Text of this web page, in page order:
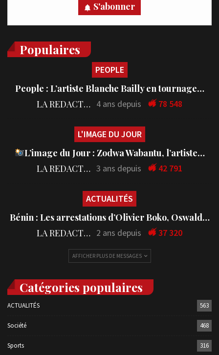
S'abonner
Populaires
PEOPLE
People : L’artiste Blanche Bailly en tournage…
LA REDACTION 4 ans depuis 78 548
L'IMAGE DU JOUR
L’image du Jour : Zodwa Wabantu, l’artiste…
LA REDACTION 3 ans depuis 42 791
ACTUALITÉS
Bénin : Les arrestations d’Olivier Boko, Oswald…
LA REDACTION 2 ans depuis 37 320
AFFICHER PLUS DE MESSAGES
Catégories populaires
ACTUALITÉS 563
Société 468
Sports 316